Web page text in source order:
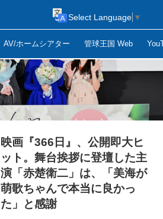
AV/ホームシアター 管球王国 Web
Select Language ▼
映画『366日』、公開即大ヒ
ット。舞台挨拶に登壇した主
演「赤楚衛二」は、「美海が
萌歌ちゃんで本当に良かっ
た」と感謝